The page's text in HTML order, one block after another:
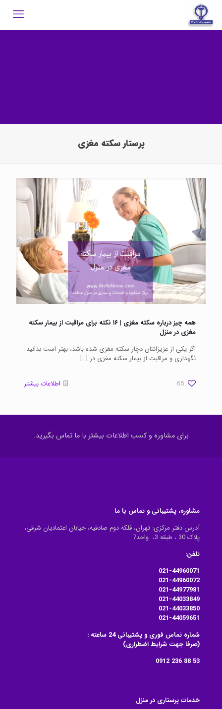
پرستار سکته مغزی
همه چیز درباره سکته مغزی | ۱۶ نکته برای مراقبت از بیمار سکته
مغزی در منزل
اگر یکی از عزیزانتان دچار سکته مغزی شده باشد، بهتر است بدانید
نگهداری و مراقبت از بیمار سکته مغزی در […]
65 اطلاعات بیشتر
برای مشاوره و کسب اطلاعات بیشتر با ما تماس بگیرید.
مشاوره، پشتیبانی و تماس با ما
آدرس دفتر مرکزی: تهران، فلکه دوم صادقیه، خیابان اعتمادیان شرقی،
پلاک 30 ، طبقه 3، واحد7
تلفن:
021-44960071
021-44960072
021-44977981
021-44033849
021-44033850
021-44059651
شماره تماس فوری و پشتیبانی 24 ساعته :
(صرفا جهت شرایط اضطراری)
53 88 236 0912
خدمات پرستاری در منزل